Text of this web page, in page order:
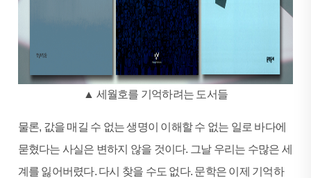
▲ 세월호를 기억하려는 도서들
물론, 값을 매길 수 없는 생명이 이해할 수 없는 일로 바다에
묻혔다는 사실은 변하지 않을 것이다. 그날 우리는 수많은 세
계를 잃어버렸다. 다시 찾을 수도 없다. 문학은 이제 기억하